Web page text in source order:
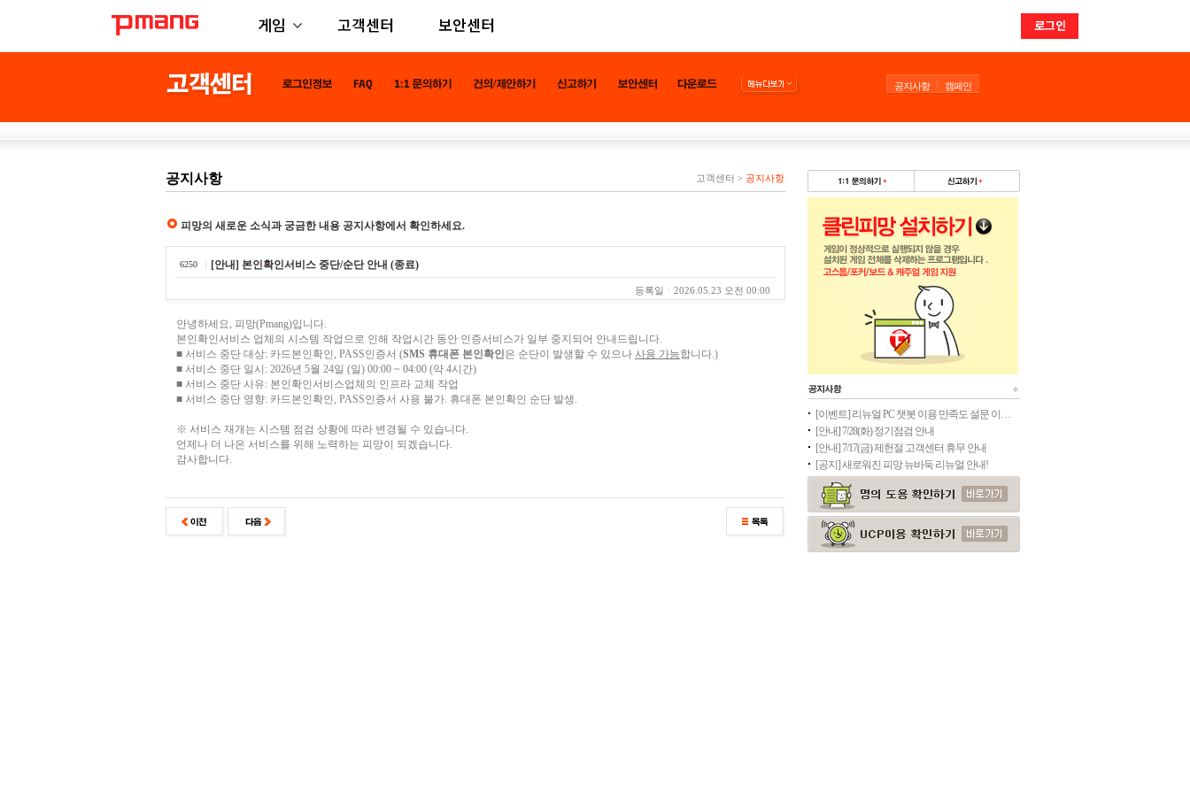
게임 고객센터 보안센터 로그인
공지사항 캠페인
공지사항 고객센터 > 공지사항
피망의 새로운 소식과 궁금한 내용 공지사항에서 확인하세요.
6250 [안내] 본인확인서비스 중단/순단 안내 (종료)
등록일 2026.05.23 오전 00:00
안녕하세요, 피망(Pmang)입니다.
본인확인서비스 업체의 시스템 작업으로 인해 작업시간 동안 인증서비스가 일부 중지되어 안내드립니다.
■ 서비스 중단 대상: 카드본인확인, PASS인증서 (SMS 휴대폰 본인확인은 순단이 발생할 수 있으나 사용 가능합니다.)
■ 서비스 중단 일시: 2026년 5월 24일 (일) 00:00 ~ 04:00 (약 4시간)
■ 서비스 중단 사유: 본인확인서비스업체의 인프라 교체 작업
■ 서비스 중단 영향: 카드본인확인, PASS인증서 사용 불가. 휴대폰 본인확인 순단 발생.
※ 서비스 재개는 시스템 점검 상황에 따라 변경될 수 있습니다.
언제나 더 나은 서비스를 위해 노력하는 피망이 되겠습니다.
감사합니다.
[이벤트] 리뉴얼 PC 챗봇 이용 만족도 설문 이벤트
[안내] 7/28(화) 정기점검 안내
[안내] 7/17(금) 제헌절 고객센터 휴무 안내
[공지] 새로워진 피망 뉴바둑 리뉴얼 안내!